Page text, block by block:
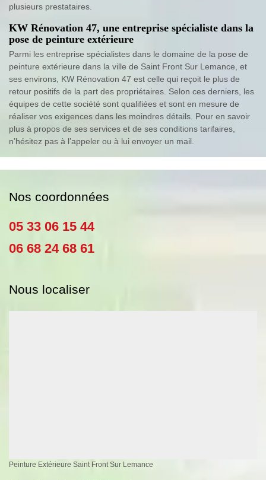
plusieurs prestataires.
KW Rénovation 47, une entreprise spécialiste dans la
pose de peinture extérieure
Parmi les entreprise spécialistes dans le domaine de la pose de
peinture extérieure dans la ville de Saint Front Sur Lemance, et
ses environs, KW Rénovation 47 est celle qui reçoit le plus de
retour positifs de la part des propriétaires. Selon ces derniers, les
équipes de cette société sont qualifiées et sont en mesure de
réaliser vos exigences dans les moindres détails. Pour en savoir
plus à propos de ses services et de ses conditions tarifaires,
n’hésitez pas à l’appeler ou à lui envoyer un mail.
Nos coordonnées
05 33 06 15 44
06 68 24 68 61
Nous localiser
Peinture Extérieure Saint Front Sur Lemance